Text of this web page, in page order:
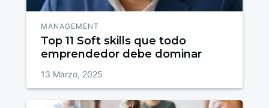
MANAGEMENT
Top 11 Soft skills que todo
emprendedor debe dominar
13 Marzo, 2025